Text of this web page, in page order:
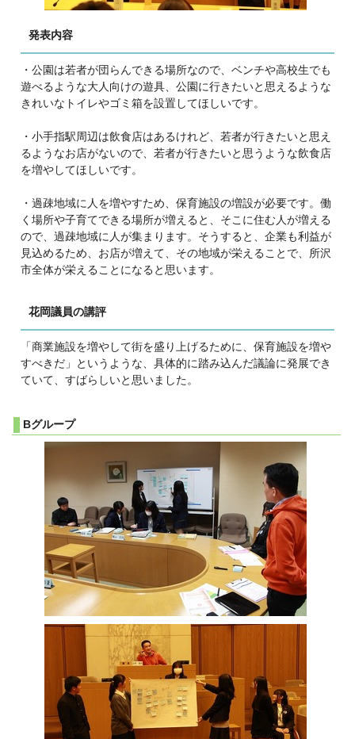
発表内容
・公園は若者が団らんできる場所なので、ベンチや高校生でも
遊べるような大人向けの遊具、公園に行きたいと思えるような
きれいなトイレやゴミ箱を設置してほしいです。
・小手指駅周辺は飲食店はあるけれど、若者が行きたいと思え
るようなお店がないので、若者が行きたいと思うような飲食店
を増やしてほしいです。
・過疎地域に人を増やすため、保育施設の増設が必要です。働
く場所や子育てできる場所が増えると、そこに住む人が増える
ので、過疎地域に人が集まります。そうすると、企業も利益が
見込めるため、お店が増えて、その地域が栄えることで、所沢
市全体が栄えることになると思います。
花岡議員の講評
「商業施設を増やして街を盛り上げるために、保育施設を増や
すべきだ」というような、具体的に踏み込んだ議論に発展でき
ていて、すばらしいと思いました。
Bグループ